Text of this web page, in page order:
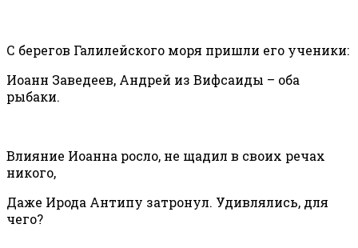
С берегов Галилейского моря пришли его ученики:
Иоанн Заведеев, Андрей из Вифсаиды – оба
рыбаки.
Влияние Иоанна росло, не щадил в своих речах
никого,
Даже Ирода Антипу затронул. Удивлялись, для
чего?